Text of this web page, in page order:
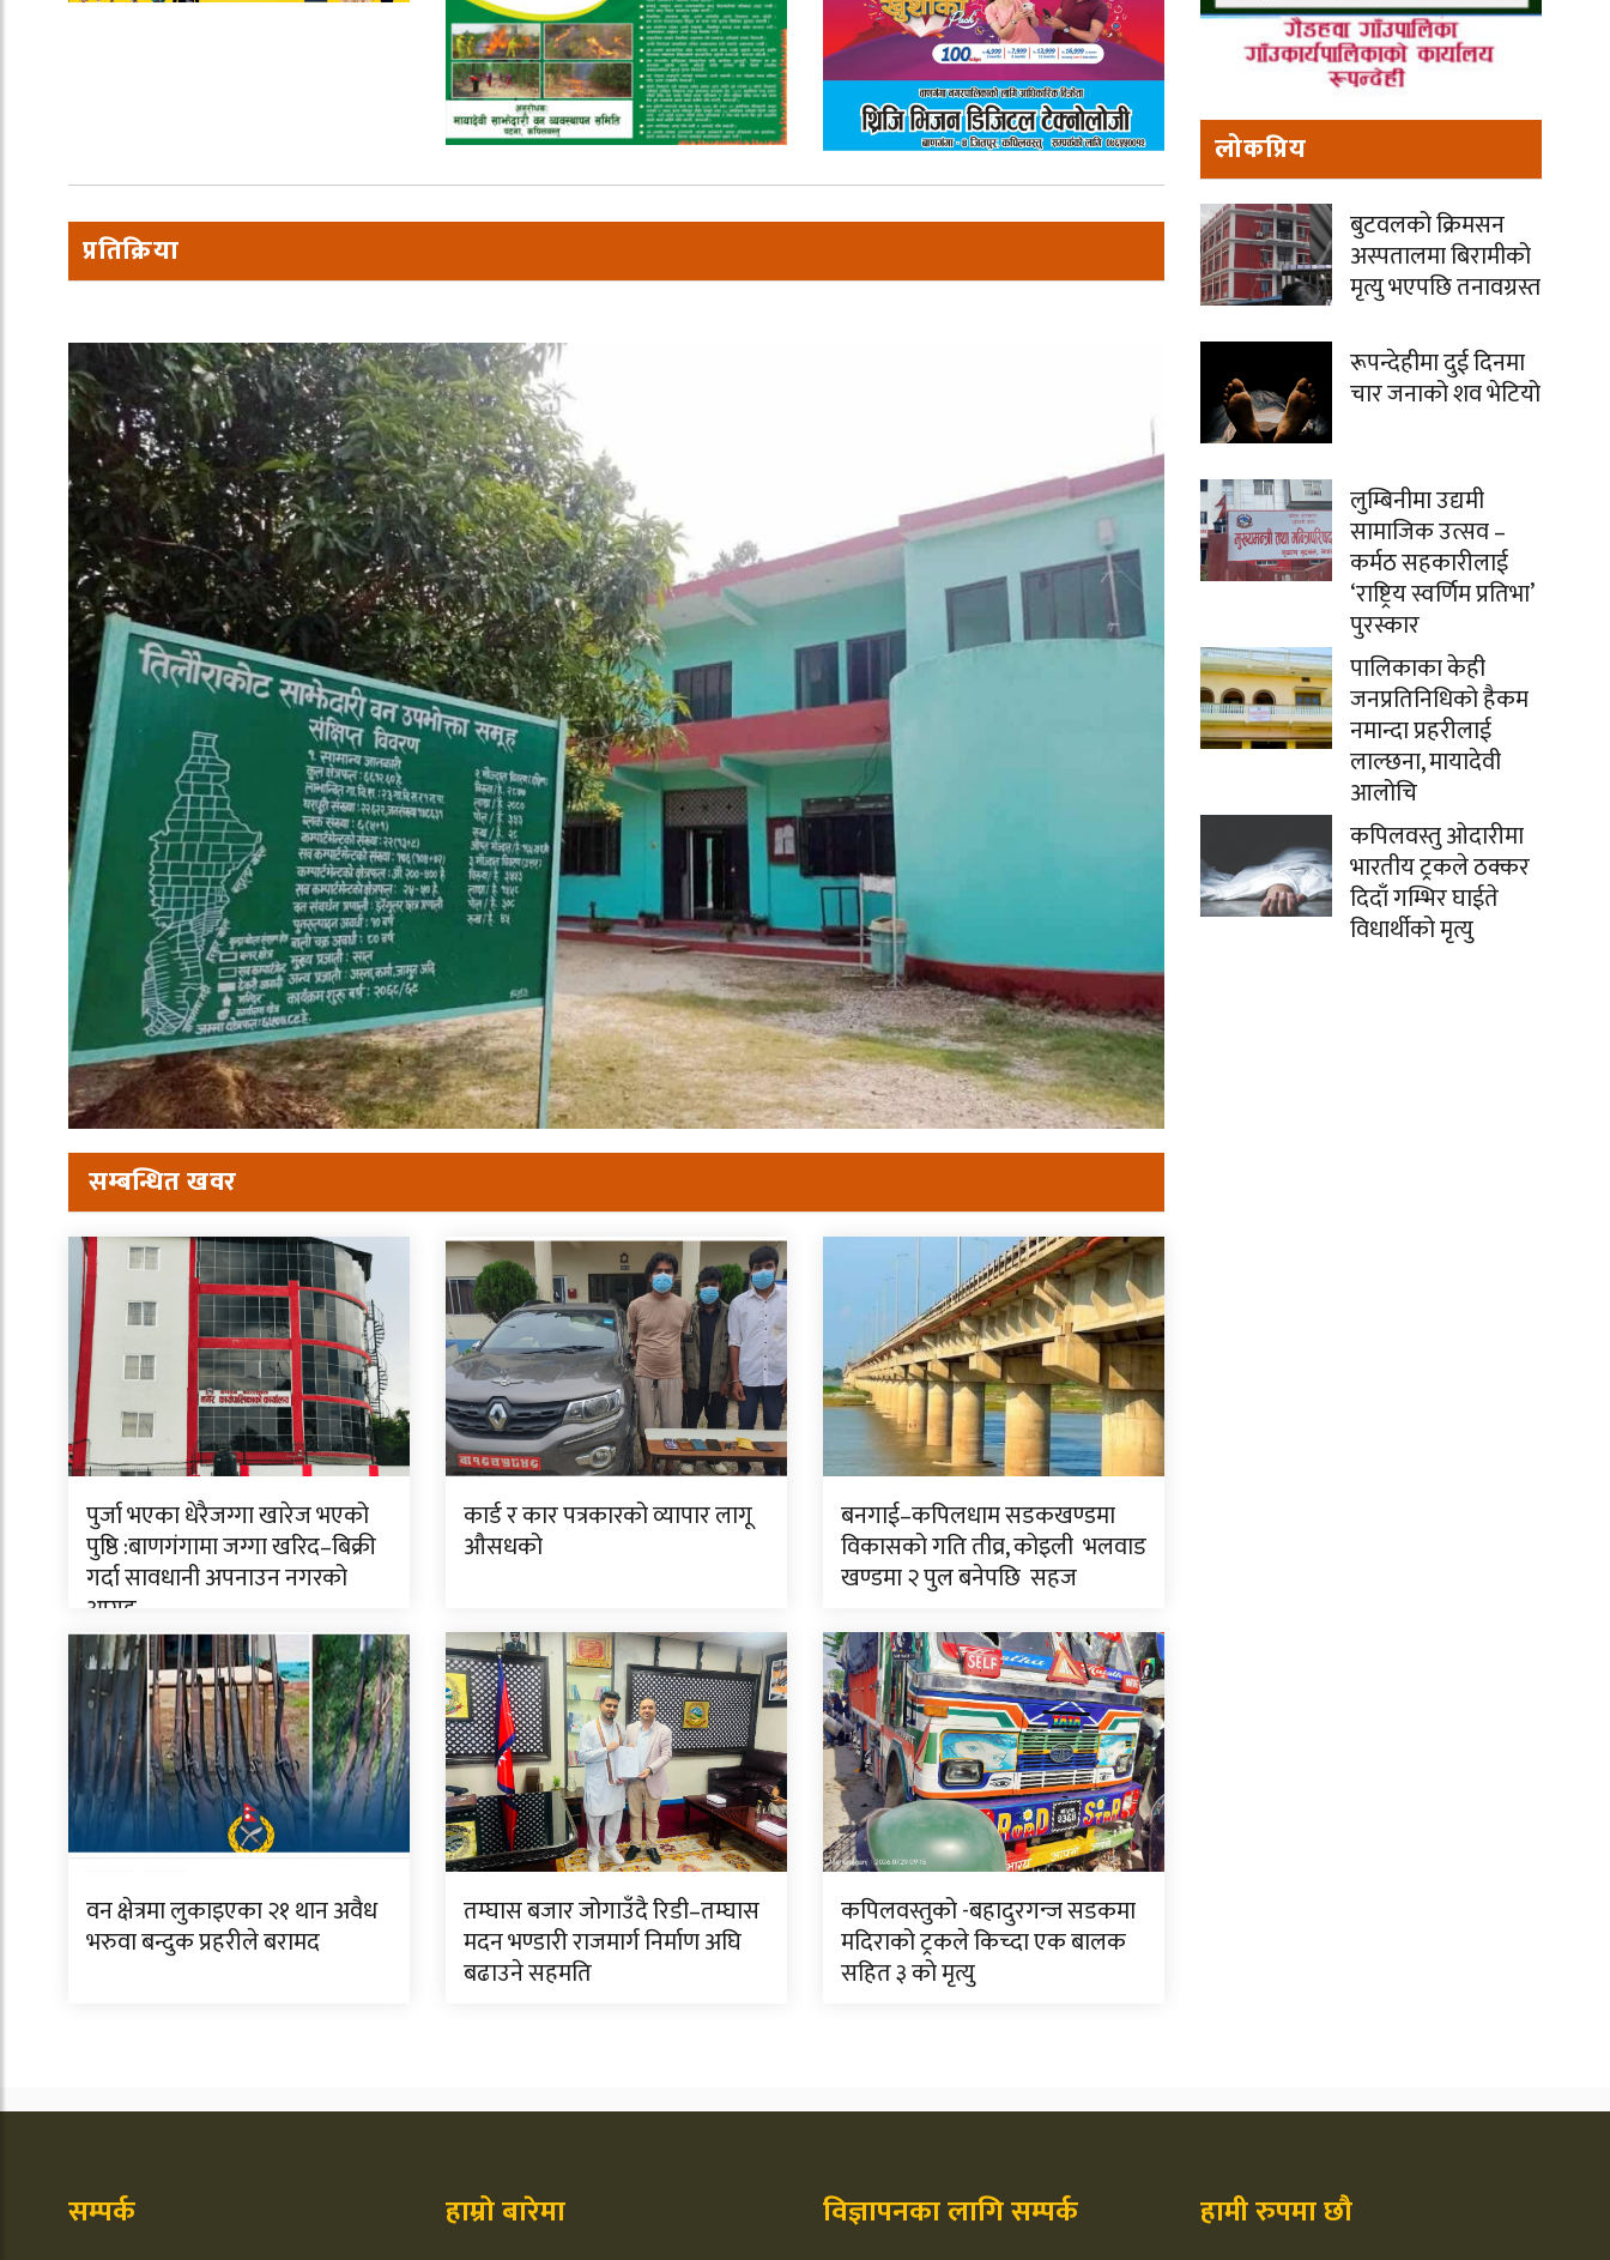
प्रतिक्रिया
सम्बन्धित खवर
पुर्जा भएका धेरैजग्गा खारेज भएको
पुष्ठि :बाणगंगामा जग्गा खरिद–बिक्री
गर्दा सावधानी अपनाउन नगरको
आग्रह
कार्ड र कार पत्रकारको व्यापार लागू
औसधको
बनगाई–कपिलधाम सडकखण्डमा
विकासको गति तीव्र, कोइली भलवाड
खण्डमा २ पुल बनेपछि सहज
वन क्षेत्रमा लुकाइएका २१ थान अवैध
भरुवा बन्दुक प्रहरीले बरामद
तम्घास बजार जोगाउँदै रिडी–तम्घास
मदन भण्डारी राजमार्ग निर्माण अघि
बढाउने सहमति
कपिलवस्तुको -बहादुरगन्ज सडकमा
मदिराको ट्रकले किच्दा एक बालक
सहित ३ को मृत्यु
लोकप्रिय
बुटवलको क्रिमसन
अस्पतालमा बिरामीको
मृत्यु भएपछि तनावग्रस्त
रूपन्देहीमा दुई दिनमा
चार जनाको शव भेटियो
लुम्बिनीमा उद्यमी
सामाजिक उत्सव –
कर्मठ सहकारीलाई
‘राष्ट्रिय स्वर्णिम प्रतिभा’
पुरस्कार
पालिकाका केही
जनप्रतिनिधिको हैकम
नमान्दा प्रहरीलाई
लाल्छना, मायादेवी
आलोचि
कपिलवस्तु ओदारीमा
भारतीय ट्रकले ठक्कर
दिदाँ गम्भिर घाईते
विधार्थीको मृत्यु
सम्पर्क हाम्रो बारेमा विज्ञापनका लागि सम्पर्क हामी रुपमा छौ